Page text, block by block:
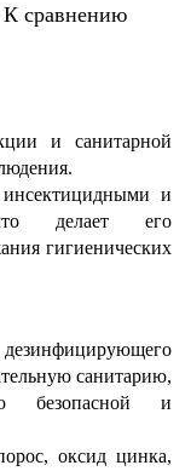
К сравнению
и санитарной
и
делает его
гигиенических
санитарию,
безопасной и
оксид цинка,